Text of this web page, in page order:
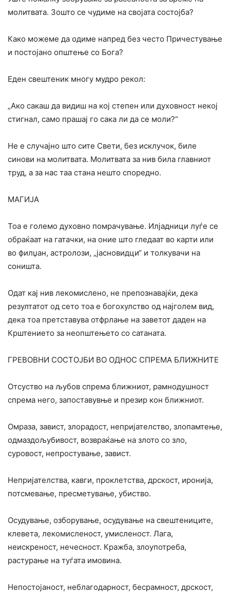
молитвата. Зошто се чудиме на својата состојба?
Како можеме да одиме напред без често Причестување
и постојано општење со Бога?
Еден свештеник многу мудро рекол:
„Ако сакаш да видиш на кој степен или духовност некој
стигнал, само прашај го сака ли да се моли?“
Не е случајно што сите Свети, без исклучок, биле
синови на молитвата. Молитвата за нив била главниот
труд, а за нас таа стана нешто споредно.
МАГИЈА
Тоа е големо духовно помрачување. Илјадници луѓе се
обраќаат на гатачки, на оние што гледаат во карти или
во филџан, астролози, „јасновидци“ и толкувачи на
соништа.
Одат кај нив лекомислено, не препознавајќи, дека
резултатот од сето тоа е богохулство од најголем вид,
дека тоа претставува отфрлање на заветот даден на
Крштението за неопштењето со сатаната.
ГРЕВОВНИ СОСТОЈБИ ВО ОДНОС СПРЕМА БЛИЖНИТЕ
Отсуство на љубов спрема ближниот, рамнодушност
спрема него, запоставувње и презир кон ближниот.
Омраза, завист, злорадост, непријателство, злопамтење,
одмаздољубивост, возвраќање на злото со зло,
суровост, непростување, завист.
Непријателства, кавги, проклетства, дрскост, иронија,
потсмевање, пресметување, убиство.
Осудување, озборување, осудување на свештениците,
клевета, лекомисленост, умисленост. Лага,
неискреност, нечесност. Кражба, злоупотреба,
растурање на туѓата имовина.
Непостојаност, неблагодарност, бесрамност, дрскост,